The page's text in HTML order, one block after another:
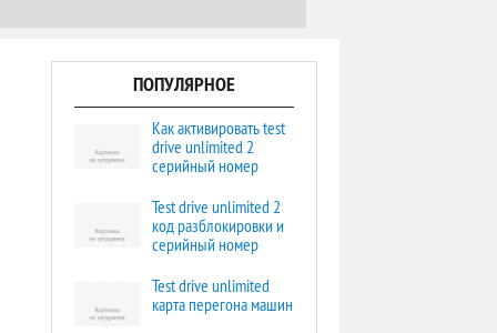
ПОПУЛЯРНОЕ
Как активировать test
drive unlimited 2
серийный номер
Test drive unlimited 2
код разблокировки и
серийный номер
Test drive unlimited
карта перегона машин